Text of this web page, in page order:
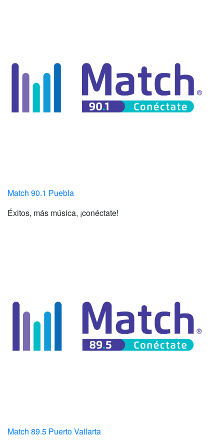
Match 90.1 Puebla
Éxitos, más música, ¡conéctate!
Match 89.5 Puerto Vallarta